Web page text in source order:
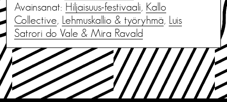
Avainsanat: Hiljaisuus-festivaali, Kallo
Collective, Lehmuskallio & työryhmä,
Luis
Satrori do Vale & Mira Ravald